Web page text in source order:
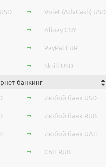
ChainLink LINK
Qtum
Iota MIOTA
Waves
Zcash ZEC
Ontology ONT
0x ZRX
VeChain VET
Volet (AdvCash) USD
Alipay CNY
PayPal EUR
Skrill USD
Volet (AdvCash) RUB
Volet (AdvCash) EUR
Volet (AdvCash) KZT
ePayments USD
банкинг
Любой банк USD
Любой банк RUB
Любой банк UAH
СБП RUB